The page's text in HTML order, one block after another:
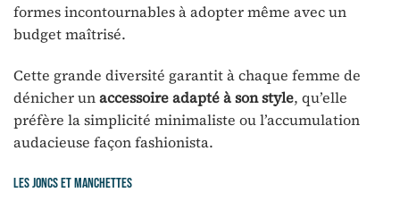
formes incontournables à adopter même avec un
budget maîtrisé.
Cette grande diversité garantit à chaque femme de
dénicher unaccessoire adapté à son style, qu’elle
préfère la simplicité minimaliste ou l’accumulation
audacieuse façon fashionista.
Les joncs et manchettes